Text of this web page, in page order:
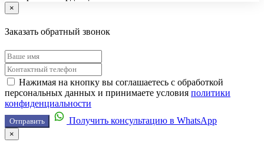
×
Заказать обратный звонок
Нажимая на кнопку вы соглашаетесь с обработкой
персональных данных и принимаете условия политики
конфиденциальности
Отправить Получить консультацию в WhatsApp
×